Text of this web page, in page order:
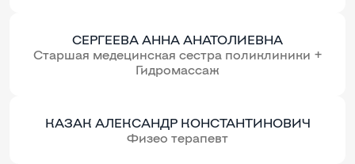
СЕРГЕЕВА АННА АНАТОЛИЕВНА
Старшая медецинская сестра поликлиники +
Гидромассаж
КАЗАК АЛЕКСАНДР КОНСТАНТИНОВИЧ
Физео терапевт